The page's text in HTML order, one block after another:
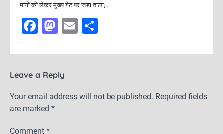
मांगों को लेकर मुख्य गेट पर जड़ा ताला;…
F
c
e
b
o
M
st
o
d
o
E
ai ar
Leave a Reply
Your email address will not be published. Required fields
are marked *
Comment *